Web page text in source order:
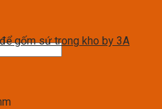
gốm sứ trong kho by 3A